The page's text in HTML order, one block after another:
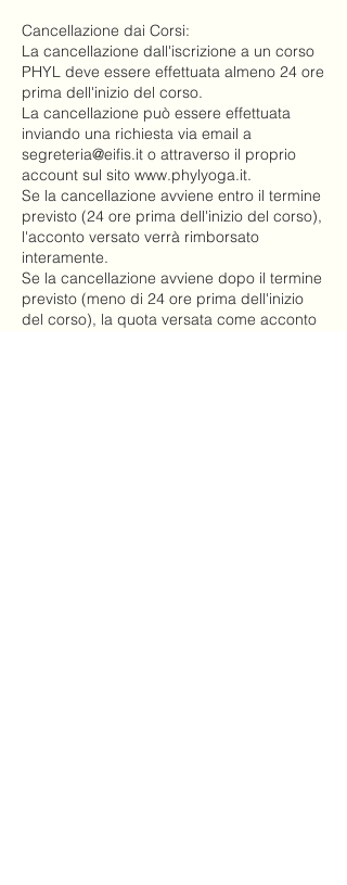
Cancellazione dai Corsi:
La cancellazione dall'iscrizione a un corso
PHYL deve essere effettuata almeno 24 ore
prima dell'inizio del corso.
La cancellazione può essere effettuata
inviando una richiesta via email a
segreteria@eifis.it o attraverso il proprio
account sul sito www.phylyoga.it.
Se la cancellazione avviene entro il termine
previsto (24 ore prima dell'inizio del corso),
l'acconto versato verrà rimborsato
interamente.
Se la cancellazione avviene dopo il termine
previsto (meno di 24 ore prima dell'inizio
del corso), la quota versata come acconto